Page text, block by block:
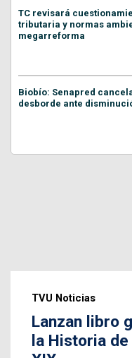
TC revisará
tributaria y normas
megarreforma
Biobío: Senapred
desborde ante
TVU Noticias
Lanzan libro
la Historia